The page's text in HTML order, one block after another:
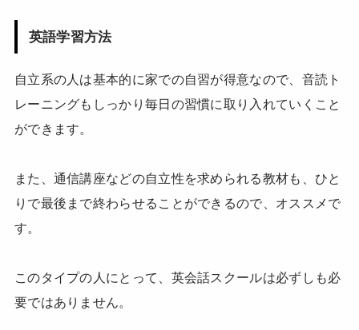
英語学習方法
自立系の人は基本的に家での自習が得意なので、音読ト
レーニングもしっかり毎日の習慣に取り入れていくこと
ができます。
また、通信講座などの自立性を求められる教材も、ひと
りで最後まで終わらせることができるので、オススメで
す。
このタイプの人にとって、英会話スクールは必ずしも必
要ではありません。